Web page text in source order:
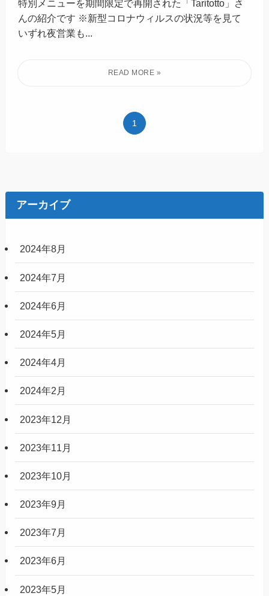
特別メニューを期間限定で再開された「Taritotto」さ
んの紹介です ※新型コロナウィルスの状況等を見て
いずれ夜営業も...
1
アーカイブ
2024年8月
2024年7月
2024年6月
2024年5月
2024年4月
2024年2月
2023年12月
2023年11月
2023年10月
2023年9月
2023年7月
2023年6月
2023年5月